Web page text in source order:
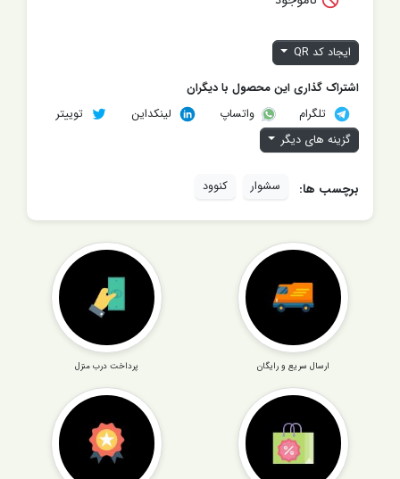
ایجاد کد QR
اشتراک گذاری این محصول با دیگران
تلگرام
واتساپ لینکداین
توییتر
گزینه های دیگر
برچسب ها: سشوار کنوود
ارسال سریع و رایگان پرداخت درب منزل